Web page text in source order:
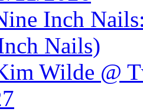
Inch
Nails)
Wilde @